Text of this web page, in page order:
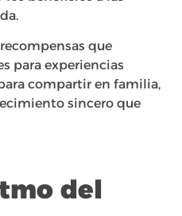
que
para experiencias
compartir en familia,
sincero que
del